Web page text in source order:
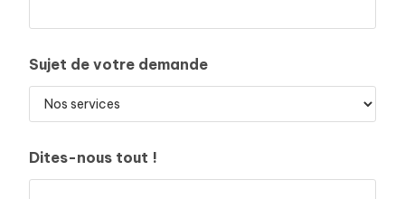
Sujet de votre demande
Dites-nous tout !